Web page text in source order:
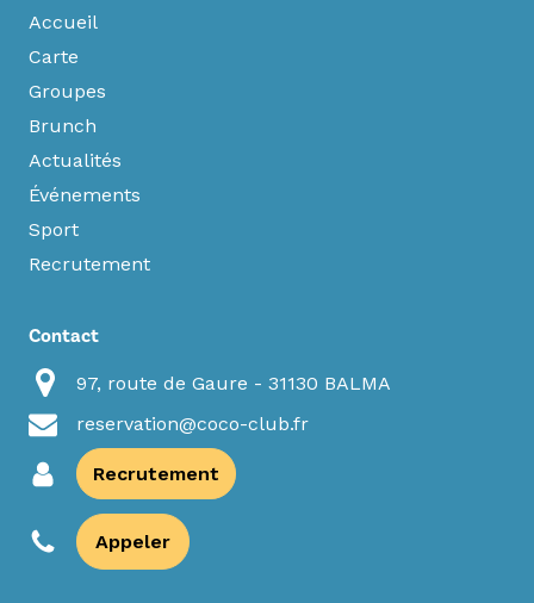
Accueil
Carte
Groupes
Brunch
Actualités
Événements
Sport
Recrutement
Contact
97, route de Gaure - 31130 BALMA
reservation@coco-club.fr
Recrutement
Appeler